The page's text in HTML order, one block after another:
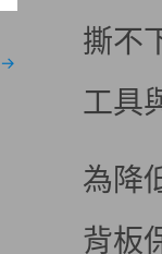
→
撕不
工具
為降
背板